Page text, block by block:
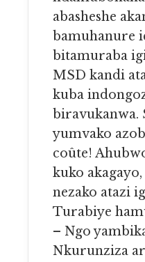
abasheshe
bamuhanure
bitamuraba
MSD kandi
kuba
biravukanwa.
yumvako
coûte!
kuko
nezako atazi
Turabiye
– Ngo
Nkurunziza